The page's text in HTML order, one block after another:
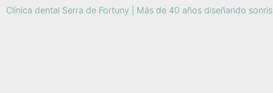
Clínica dental Serra de Fortuny | Más de 40 años diseñando